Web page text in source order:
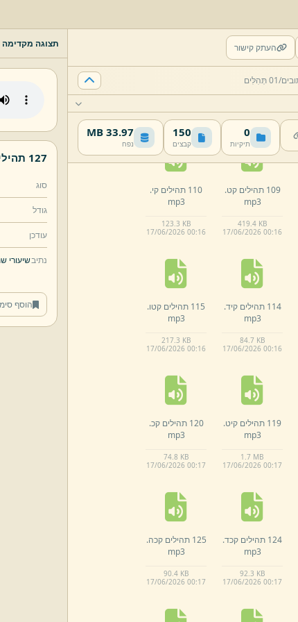
העתק קישור
01 תְּהִלִּים
0
תיקיות
150
קבצים
33.97 MB
נפח
mp3
17/06/2026 00:16
17/06/2026 00:16
109 תהילים קט.
mp3
419.4 KB
17/06/2026 00:16
110 תהילים קי.
mp3
123.3 KB
17/06/2026 00:16
114 תהילים קיד.
mp3
84.7 KB
17/06/2026 00:16
115 תהילים קטו.
mp3
217.3 KB
17/06/2026 00:16
119 תהילים קיט.
mp3
1.7 MB
17/06/2026 00:17
120 תהילים קכ.
mp3
74.8 KB
17/06/2026 00:17
124 תהילים קכד.
mp3
92.3 KB
17/06/2026 00:17
125 תהילים קכה.
mp3
90.4 KB
17/06/2026 00:17
תצוגה מקדימה
127 תהילים קכז.
סוג
גודל
עודכן
נתיבשיעורי
הוסף